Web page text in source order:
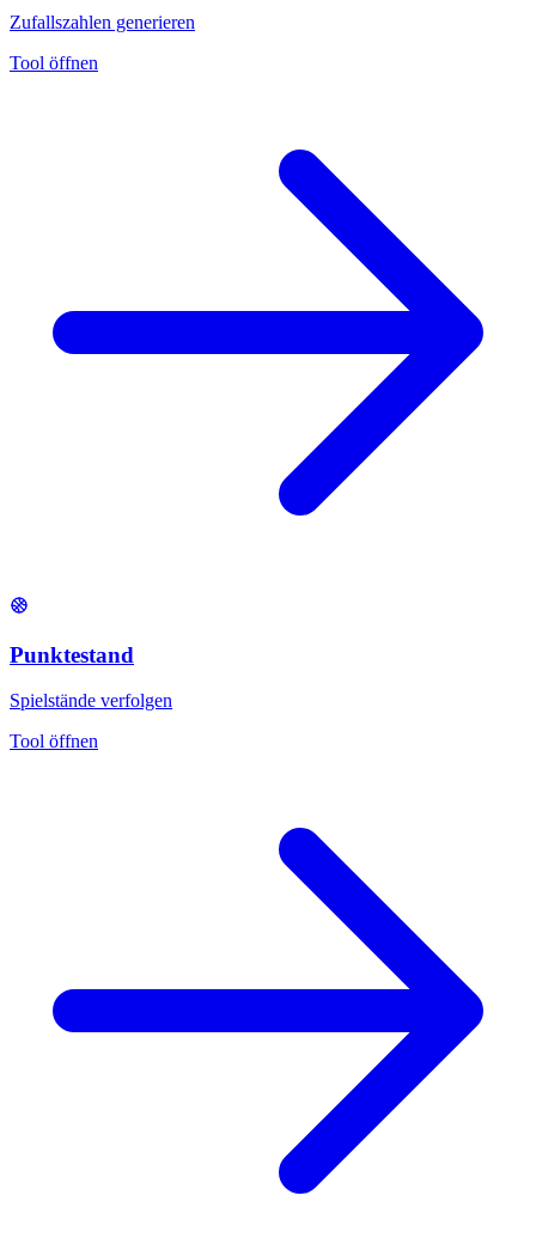
Zufallszahlen generieren
Tool öffnen
Punktestand
Spielstände verfolgen
Tool öffnen